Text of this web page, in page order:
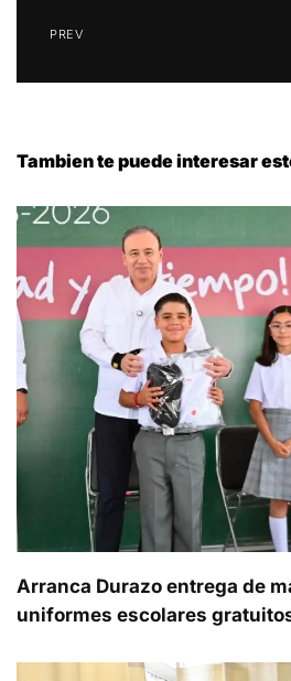
PREV
Tambien te puede interesar
Arranca Durazo entrega de
uniformes escolares